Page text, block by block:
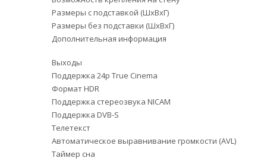
Размеры с подставкой (ШxВxГ)
Размеры без подставки (ШxВxГ)
Дополнительная информация
Выходы
Поддержка 24p True Cinema
Формат HDR
Поддержка стереозвука NICAM
Поддержка DVB-S
Телетекст
Автоматическое выравнивание громкости (AVL)
Таймер сна